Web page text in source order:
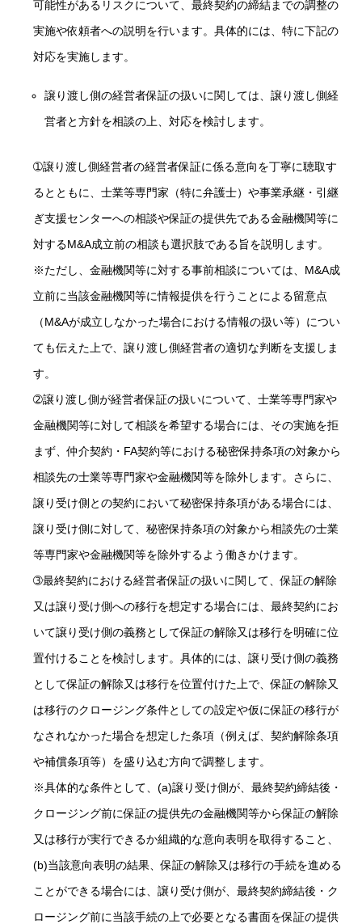
可能性があるリスクについて、最終契約の締結までの調整の
実施や依頼者への説明を行います。具体的には、特に下記の
対応を実施します。
譲り渡し側の経営者保証の扱いに関しては、譲り渡し側経
営者と方針を相談の上、対応を検討します。
➀譲り渡し側経営者の経営者保証に係る意向を丁寧に聴取す
るとともに、士業等専門家（特に弁護士）や事業承継・引継
ぎ支援センターへの相談や保証の提供先である金融機関等に
対するM&A成立前の相談も選択肢である旨を説明します。
※ただし、金融機関等に対する事前相談については、M&A成
立前に当該金融機関等に情報提供を行うことによる留意点
（M&Aが成立しなかった場合における情報の扱い等）につい
ても伝えた上で、譲り渡し側経営者の適切な判断を支援しま
す。
➁譲り渡し側が経営者保証の扱いについて、士業等専門家や
金融機関等に対して相談を希望する場合には、その実施を拒
まず、仲介契約・FA契約等における秘密保持条項の対象から
相談先の士業等専門家や金融機関等を除外します。さらに、
譲り受け側との契約において秘密保持条項がある場合には、
譲り受け側に対して、秘密保持条項の対象から相談先の士業
等専門家や金融機関等を除外するよう働きかけます。
➂最終契約における経営者保証の扱いに関して、保証の解除
又は譲り受け側への移行を想定する場合には、最終契約にお
いて譲り受け側の義務として保証の解除又は移行を明確に位
置付けることを検討します。具体的には、譲り受け側の義務
として保証の解除又は移行を位置付けた上で、保証の解除又
は移行のクロージング条件としての設定や仮に保証の移行が
なされなかった場合を想定した条項（例えば、契約解除条項
や補償条項等）を盛り込む方向で調整します。
※具体的な条件として、(a)譲り受け側が、最終契約締結後・
クロージング前に保証の提供先の金融機関等から保証の解除
又は移行が実行できるか組織的な意向表明を取得すること、
(b)当該意向表明の結果、保証の解除又は移行の手続を進める
ことができる場合には、譲り受け側が、最終契約締結後・ク
ロージング前に当該手続の上で必要となる書面を保証の提供